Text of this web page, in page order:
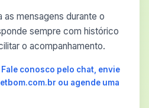
as mensagens durante o
sempre com histórico
o acompanhamento.
conosco pelo chat, envie
ou agende uma